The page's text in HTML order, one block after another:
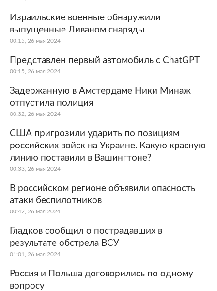
Израильские военные обнаружили
выпущенные Ливаном снаряды
00:15, 26 мая 2024
Представлен первый автомобиль с ChatGPT
00:15, 26 мая 2024
Задержанную в Амстердаме Ники Минаж
отпустила полиция
00:32, 26 мая 2024
США пригрозили ударить по позициям
российских войск на Украине. Какую красную
линию поставили в Вашингтоне?
00:33, 26 мая 2024
В российском регионе объявили опасность
атаки беспилотников
00:42, 26 мая 2024
Гладков сообщил о пострадавших в
результате обстрела ВСУ
01:01, 26 мая 2024
Россия и Польша договорились по одному
вопросу